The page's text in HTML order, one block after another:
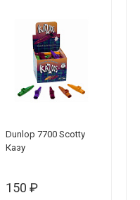
Dunlop 7700 Scotty
Казу
150 ₽